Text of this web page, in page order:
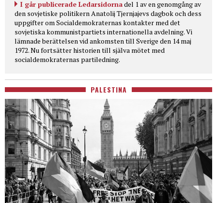
I går publicerade Ledarsidornadel 1 av en genomgång av
den sovjetiske politikern Anatolij Tjernjajevs dagbok och dess
uppgifter om Socialdemokraternas kontakter med det
sovjetiska kommunistpartiets internationella avdelning. Vi
lämnade berättelsen vid ankomsten till Sverige den 14 maj
1972. Nu fortsätter historien till själva mötet med
socialdemokraternas partiledning.
PALESTINA